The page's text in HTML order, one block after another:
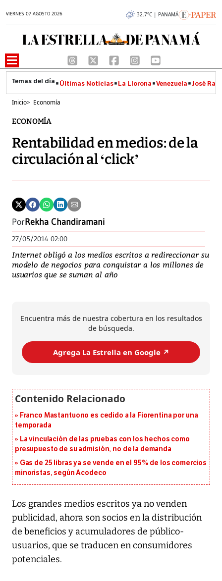
VIERNES 07 AGOSTO 2026 32.7°C | PANAMÁ
Últimas Noticias La Llorona Venezuela José
Inicio> Economía
ECONOMÍA
Rentabilidad en medios: de la
circulación al ‘click’
PorRekha Chandiramani
27/05/2014 02:00
Internet obligó a los medios escritos a redireccionar su
modelo de negocios para conquistar a los millones de
usuarios que se suman al año
Encuentra más de nuestra cobertura en los resultados
de búsqueda.
Agrega La Estrella en Google ↗️
Franco Mastantuono es cedido a la Fiorentina por una
temporada
La vinculación de las pruebas con los hechos como
presupuesto de su admisión, no de la demanda
Gas de 25 libras ya se vende en el 95% de los comercios
minoristas, según Acodeco
Los grandes medios escritos ya no venden
publicidad, ahora son socios en la distribución
de beneficios y acumuladores de público-
usuarios, que se traducen en consumidores
potenciales.